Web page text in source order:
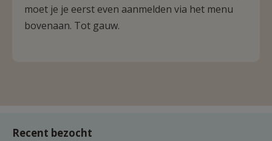
moet je je eerst even aanmelden via het menu
bovenaan. Tot gauw.
Recent bezocht